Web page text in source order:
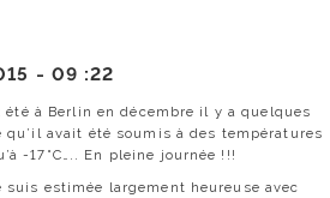
- 09 :22
à Berlin en décembre il y a quelques
qu’il avait été soumis à des températures
-17°C….. En pleine journée !!!
estimée largement heureuse avec